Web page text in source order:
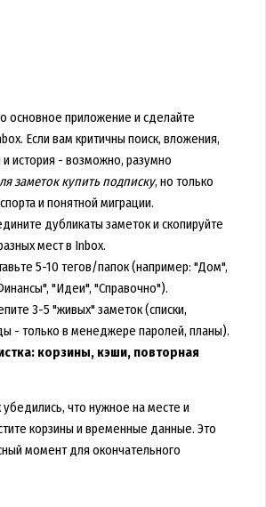
основное приложение и сделайте
Если вам критичны поиск, вложения,
и история - возможно, разумно
заметок купить подписку, но только
и понятной миграции.
дубликаты заметок и скопируйте
мест в Inbox.
5-10 тегов/папок (например: "Дом",
"Идеи", "Справочно").
3-5 "живых" заметок (списки,
- только в менеджере паролей, планы).
корзины, кэши, повторная
убедились, что нужное на месте и
корзины и временные данные. Это
момент для окончательного